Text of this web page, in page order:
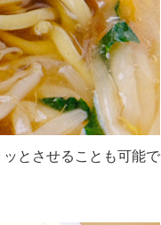
とさせることも可能で